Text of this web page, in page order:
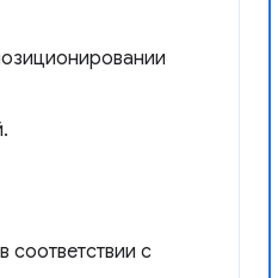
соответствии с